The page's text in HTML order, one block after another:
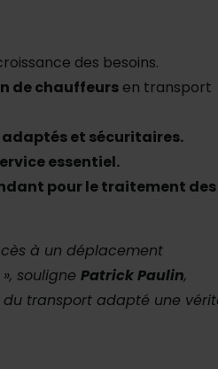
des besoins.
de chauffeurs en transport
et sécuritaires.
essentiel.
pour le traitement des
à un déplacement
souligne Patrick Paulin,
du transport adapté une